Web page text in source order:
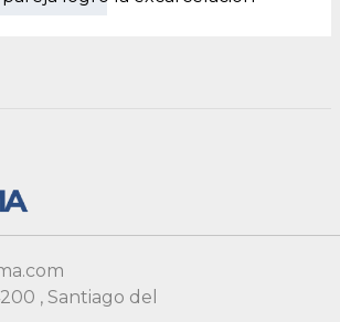
, Santiago del